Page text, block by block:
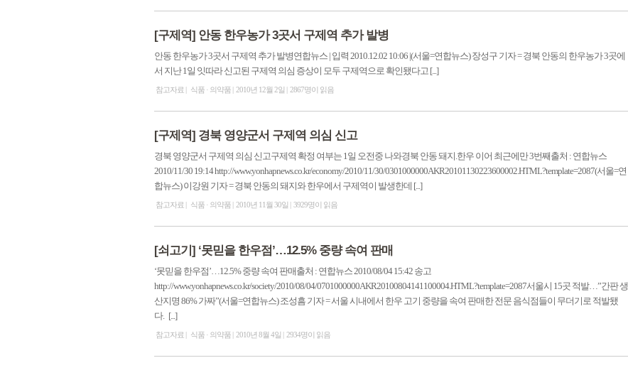
[구제역] 안동 한우농가 3곳서 구제역 추가 발병
안동 한우농가 3곳서 구제역 추가 발병연합뉴스 | 입력 2010.12.02 10:06 |(서울=연합뉴스) 장성구 기자 = 경북 안동의 한우농가 3곳에
서 지난 1일 잇따라 신고된 구제역 의심 증상이 모두 구제역으로 확인됐다고 [...]
참고자료 식품 · 의약품 2010년 12월 2일 2867명이 읽음
[구제역] 경북 영양군서 구제역 의심 신고
경북 영양군서 구제역 의심 신고구제역 확정 여부는 1일 오전중 나와경북 안동 돼지.한우 이어 최근에만 3번째출처 : 연합뉴스
2010/11/30 19:14 http://www.yonhapnews.co.kr/economy/2010/11/30/0301000000AKR20101130223600002.HTML?template=2087(서울=연
합뉴스) 이강원 기자 = 경북 안동의 돼지와 한우에서 구제역이 발생한데 [...]
참고자료 식품 · 의약품 2010년 11월 30일 3929명이 읽음
[쇠고기] ‘못믿을 한우점’…12.5% 중량 속여 판매
‘못믿을 한우점’…12.5% 중량 속여 판매출처 : 연합뉴스 2010/08/04 15:42 송고
http://www.yonhapnews.co.kr/society/2010/08/04/0701000000AKR20100804141100004.HTML?template=2087서울시 15곳 적발…”간판 생
산지명 86% 가짜”(서울=연합뉴스) 조성흠 기자 = 서울 시내에서 한우 고기 중량을 속여 판매한 전문 음식점들이 무더기로 적발됐
다. [...]
참고자료 식품 · 의약품 2010년 8월 4일 2934명이 읽음